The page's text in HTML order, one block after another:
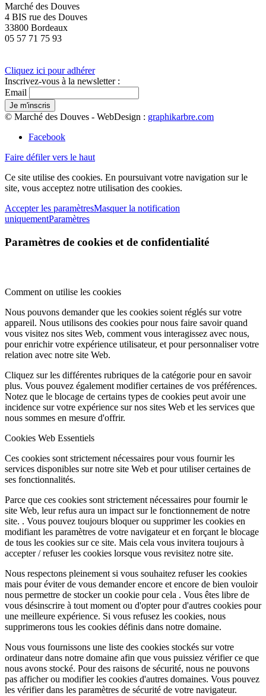
Marché des Douves
4 BIS rue des Douves
33800 Bordeaux
05 57 71 75 93
Cliquez ici pour adhérer
Inscrivez-vous à la newsletter :
Email
© Marché des Douves - WebDesign : graphikarbre.com
Facebook
Faire défiler vers le haut
Ce site utilise des cookies. En poursuivant votre navigation sur le
site, vous acceptez notre utilisation des cookies.
Accepter les paramètresMasquer la notification
uniquementParamètres
Paramètres de cookies et de confidentialité
Comment on utilise les cookies
Nous pouvons demander que les cookies soient réglés sur votre
appareil. Nous utilisons des cookies pour nous faire savoir quand
vous visitez nos sites Web, comment vous interagissez avec nous,
pour enrichir votre expérience utilisateur, et pour personnaliser votre
relation avec notre site Web.
Cliquez sur les différentes rubriques de la catégorie pour en savoir
plus. Vous pouvez également modifier certaines de vos préférences.
Notez que le blocage de certains types de cookies peut avoir une
incidence sur votre expérience sur nos sites Web et les services que
nous sommes en mesure d'offrir.
Cookies Web Essentiels
Ces cookies sont strictement nécessaires pour vous fournir les
services disponibles sur notre site Web et pour utiliser certaines de
ses fonctionnalités.
Parce que ces cookies sont strictement nécessaires pour fournir le
site Web, leur refus aura un impact sur le fonctionnement de notre
site. . Vous pouvez toujours bloquer ou supprimer les cookies en
modifiant les paramètres de votre navigateur et en forçant le blocage
de tous les cookies sur ce site. Mais cela vous invitera toujours à
accepter / refuser les cookies lorsque vous revisitez notre site.
Nous respectons pleinement si vous souhaitez refuser les cookies
mais pour éviter de vous demander encore et encore de bien vouloir
nous permettre de stocker un cookie pour cela . Vous êtes libre de
vous désinscrire à tout moment ou d'opter pour d'autres cookies pour
une meilleure expérience. Si vous refusez les cookies, nous
supprimerons tous les cookies définis dans notre domaine.
Nous vous fournissons une liste des cookies stockés sur votre
ordinateur dans notre domaine afin que vous puissiez vérifier ce que
nous avons stocké. Pour des raisons de sécurité, nous ne pouvons
pas afficher ou modifier les cookies d'autres domaines. Vous pouvez
les vérifier dans les paramètres de sécurité de votre navigateur.